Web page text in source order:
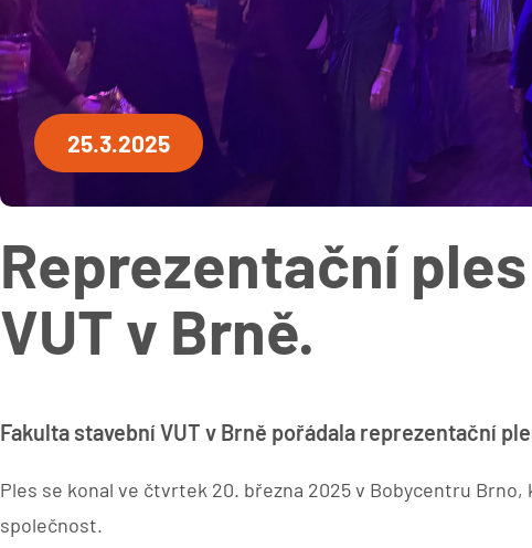
25.3.2025
Reprezentační
VUT v Brně.
Fakulta stavební VUT v Brně pořádala reprezentační
Ples se konal ve čtvrtek 20. března 2025 v Bobycentru
společnost.